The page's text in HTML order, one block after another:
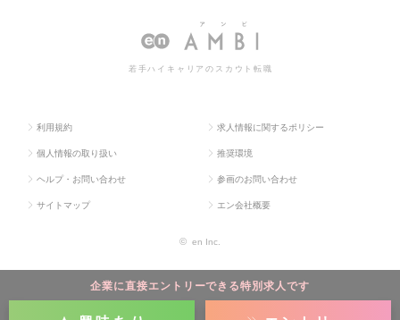
企業に直接エントリーできる特別求人です
クトの転職 I実装を牽引の求人情報
若手ハイキャリアのスカウト転職
利用規約 求人情報に関するポリシー
個人情報の取り扱い 推奨環境
ヘルプ・お問い合わせ 参画のお問い合わせ
サイトマップ エン会社概要
© en Inc.